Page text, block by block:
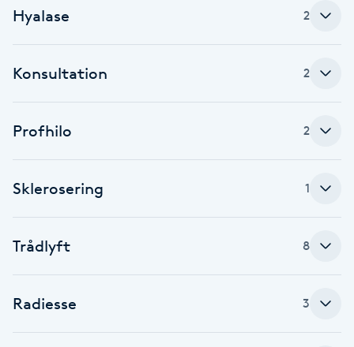
BIAB
Blowout
Brynformning
Brynfärgning
Brynplockning
Hyalase 2
Konsultation 2
Profhilo 2
Sklerosering 1
Trådlyft 8
Radiesse 3